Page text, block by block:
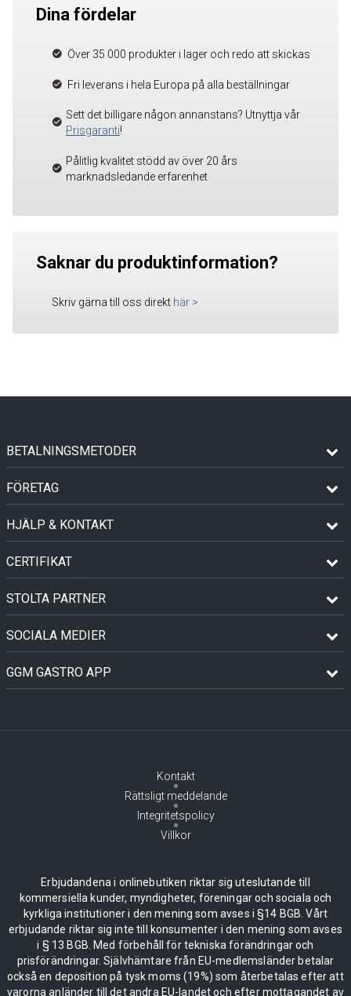
Dina fördelar
Över 35 000 produkter i lager och redo att skickas
Fri leverans i hela Europa på alla beställningar
Sett det billigare någon annanstans? Utnyttja vår
Prisgaranti!
Pålitlig kvalitet stödd av över 20 års
marknadsledande erfarenhet
Saknar du produktinformation?
Skriv gärna till oss direkt här >
BETALNINGSMETODER
FÖRETAG
HJÄLP & KONTAKT
CERTIFIKAT
STOLTA PARTNER
SOCIALA MEDIER
GGM GASTRO APP
Kontakt
Rättsligt meddelande
Integritetspolicy
Villkor
Erbjudandena i onlinebutiken riktar sig uteslutande till
kommersiella kunder, myndigheter, föreningar och sociala och
kyrkliga institutioner i den mening som avses i §14 BGB. Vårt
erbjudande riktar sig inte till konsumenter i den mening som avses
i § 13 BGB. Med förbehåll för tekniska förändringar och
prisförändringar. Självhämtare från EU-medlemsländer betalar
också en deposition på tysk moms (19%) som återbetalas efter att
varorna anländer till det andra EU-landet och efter mottagandet av